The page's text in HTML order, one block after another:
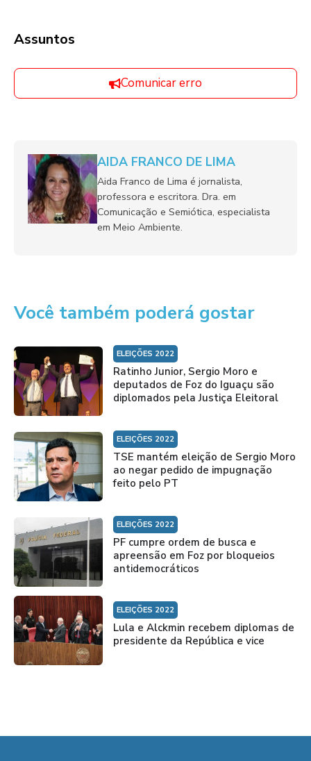
Assuntos
Comunicar erro
AIDA FRANCO DE LIMA
Aida Franco de Lima é jornalista,
professora e escritora. Dra. em
Comunicação e Semiótica, especialista
em Meio Ambiente.
Você também poderá gostar
ELEIÇÕES 2022
Ratinho Junior, Sergio Moro e
deputados de Foz do Iguaçu são
diplomados pela Justiça Eleitoral
ELEIÇÕES 2022
TSE mantém eleição de Sergio Moro
ao negar pedido de impugnação
feito pelo PT
ELEIÇÕES 2022
PF cumpre ordem de busca e
apreensão em Foz por bloqueios
antidemocráticos
ELEIÇÕES 2022
Lula e Alckmin recebem diplomas de
presidente da República e vice